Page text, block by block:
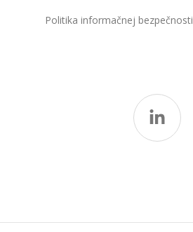
Politika informačnej bezpečnosti